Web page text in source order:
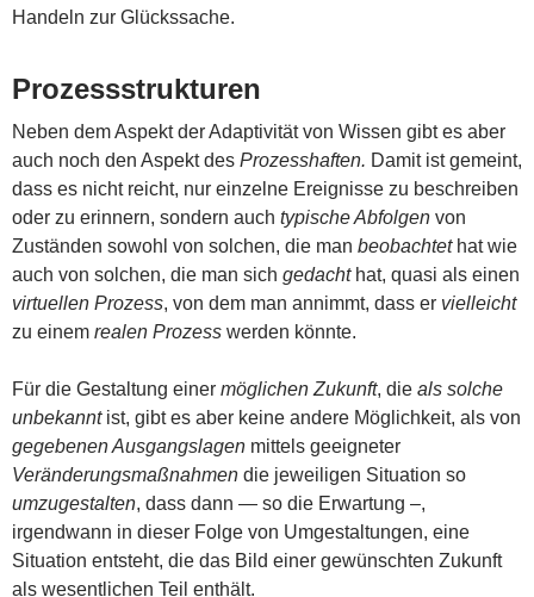
Handeln zur Glückssache.
Prozessstrukturen
Neben dem Aspekt der Adaptivität von Wissen gibt es aber
auch noch den Aspekt des Prozesshaften. Damit ist gemeint,
dass es nicht reicht, nur einzelne Ereignisse zu beschreiben
oder zu erinnern, sondern auch typische Abfolgen von
Zuständen sowohl von solchen, die man beobachtethat wie
auch von solchen, die man sich gedachthat, quasi als einen
virtuellen Prozess, von dem man annimmt, dass er vielleicht
zu einem realen Prozess werden könnte.
Für die Gestaltung einer möglichen Zukunft, die als solche
unbekanntist, gibt es aber keine andere Möglichkeit, als von
gegebenen Ausgangslagen mittels geeigneter
Veränderungsmaßnahmen die jeweiligen Situation so
umzugestalten, dass dann — so die Erwartung –,
irgendwann in dieser Folge von Umgestaltungen, eine
Situation entsteht, die das Bild einer gewünschten Zukunft
als wesentlichen Teil enthält.